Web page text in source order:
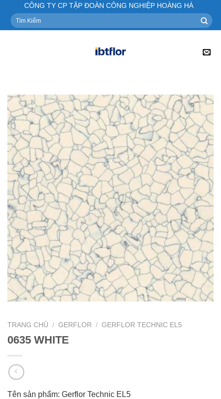
content
CÔNG TY CP TẬP ĐOÀN CÔNG NGHIỆP HOÀNG HÀ
Tìm
kiếm:
TRANG CHỦ / GERFLOR / GERFLOR TECHNIC EL5
0635 WHITE
Tên sản phẩm: Gerflor Technic EL5